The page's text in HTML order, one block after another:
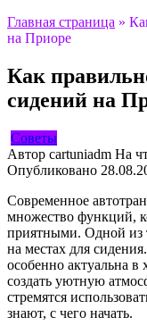
Главная страница »
на Приоре
Как
сидений на
Советы
Автор cartuniadm На
Опубликовано
Современное
множество функций,
приятными. Одной из
на местах для
особенно актуальна в
создать уютную
стремятся
знают, с чего начать.